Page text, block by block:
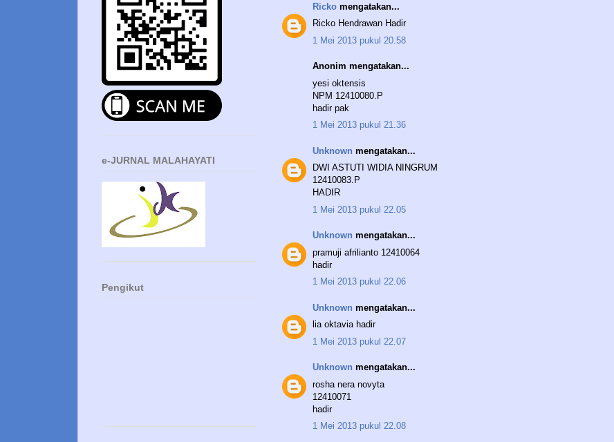
Ricko mengatakan...
Ricko Hendrawan Hadir
1 Mei 2013 pukul 20.58
Anonim mengatakan...
yesi oktensis
NPM 12410080.P
hadir pak
1 Mei 2013 pukul 21.36
Unknown mengatakan...
DWI ASTUTI WIDIA NINGRUM
12410083.P
HADIR
1 Mei 2013 pukul 22.05
Unknown mengatakan...
pramuji afrilianto 12410064
hadir
1 Mei 2013 pukul 22.06
Unknown mengatakan...
lia oktavia hadir
1 Mei 2013 pukul 22.07
Unknown mengatakan...
rosha nera novyta
12410071
hadir
1 Mei 2013 pukul 22.08
e-JURNAL MALAHAYATI
Pengikut